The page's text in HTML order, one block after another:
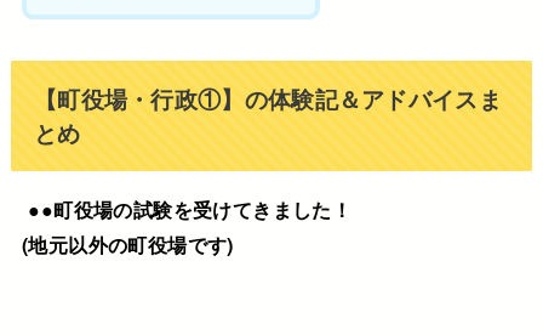
【町役場・行政①】の体験記＆アドバイスま
とめ
●●町役場の試験を受けてきました！
(地元以外の町役場です)